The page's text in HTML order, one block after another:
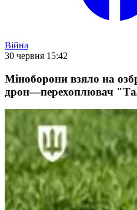
Війна
30 червня 15:42
Міноборони взяло на
дрон—перехоплювач